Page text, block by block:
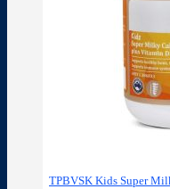
TPBVSK Kids Super